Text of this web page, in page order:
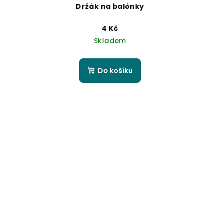
Držák na balónky
4 Kč
Skladem
Do košíku